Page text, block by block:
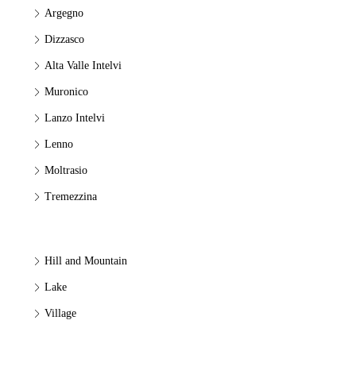
Argegno
Dizzasco
Alta Valle Intelvi
Muronico
Lanzo Intelvi
Lenno
Moltrasio
Tremezzina
Hill and Mountain
Lake
Village